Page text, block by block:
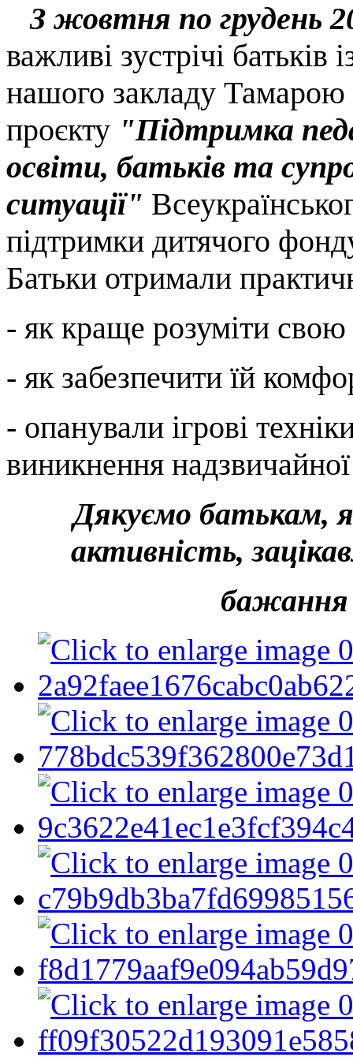
З жовтня по грудень
важливі зустрічі
нашого закладу Тамарою
проєкту "Підтримка
освіти, батьків та
ситуації"
підтримки дитячого
Батьки отримали
- як краще розуміти
- як забезпечити їй
- опанували ігрові
виникнення надзвичайної
Дякуємо батькам,
активність,
бажання